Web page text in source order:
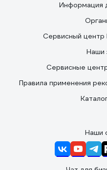
Информация
Сервисный центр
Наши
Сервисные
Правила применения
Наши